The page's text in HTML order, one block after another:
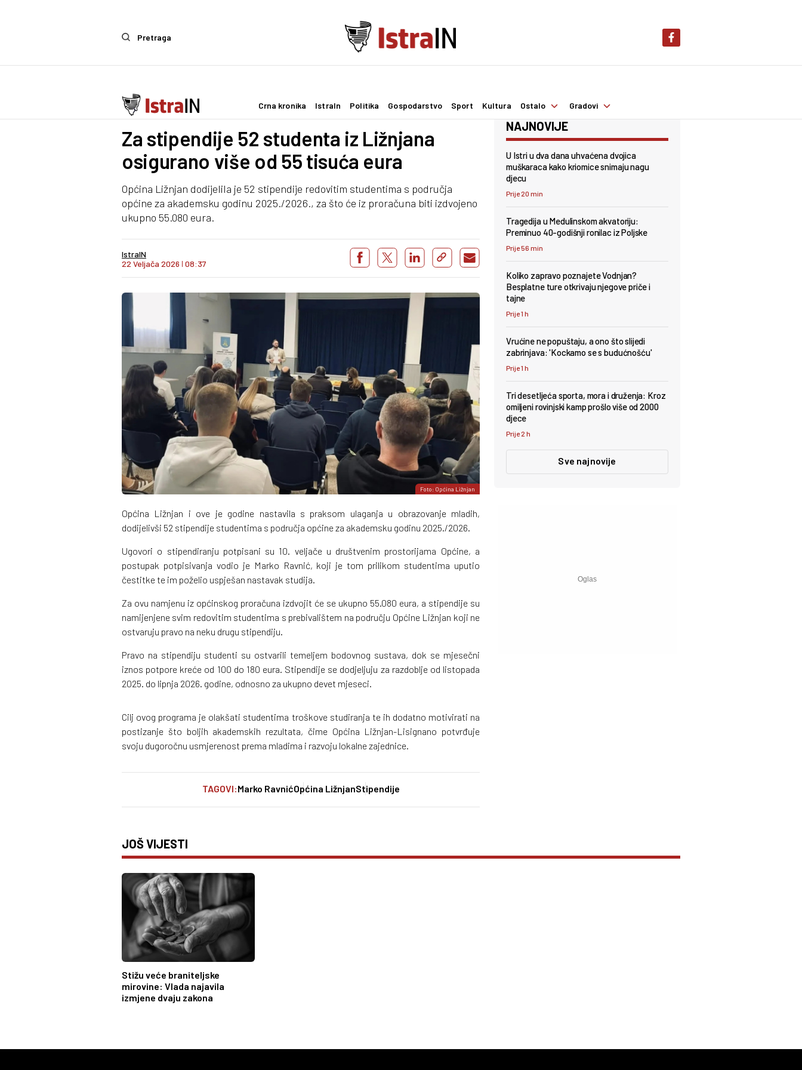
Pretraga
Crna kronika IstraIn Politika Gospodarstvo Sport Kultura Ostalo Gradovi
Politika
Za stipendije 52 studenta iz Ližnjana
osigurano više od 55 tisuća eura
Općina Ližnjan dodijelila je 52 stipendije redovitim studentima s područja
općine za akademsku godinu 2025./2026., za što će iz proračuna biti izdvojeno
ukupno 55.080 eura.
IstraIN
22 Veljača 2026 I 08:37
Foto: Općina Ližnjan
Općina Ližnjan i ove je godine nastavila s praksom ulaganja u obrazovanje mladih,
dodijelivši 52 stipendije studentima s područja općine za akademsku godinu 2025./2026.
Ugovori o stipendiranju potpisani su 10. veljače u društvenim prostorijama Općine, a
postupak potpisivanja vodio je Marko Ravnić, koji je tom prilikom studentima uputio
čestitke te im poželio uspješan nastavak studija.
Za ovu namjenu iz općinskog proračuna izdvojit će se ukupno 55.080 eura, a stipendije su
namijenjene svim redovitim studentima s prebivalištem na području Općine Ližnjan koji ne
ostvaruju pravo na neku drugu stipendiju.
Pravo na stipendiju studenti su ostvarili temeljem bodovnog sustava, dok se mjesečni
iznos potpore kreće od 100 do 180 eura. Stipendije se dodjeljuju za razdoblje od listopada
2025. do lipnja 2026. godine, odnosno za ukupno devet mjeseci.
Cilj ovog programa je olakšati studentima troškove studiranja te ih dodatno motivirati na
postizanje što boljih akademskih rezultata, čime Općina Ližnjan-Lisignano potvrđuje
svoju dugoročnu usmjerenost prema mladima i razvoju lokalne zajednice.
TAGOVI:Marko RavnićOpćina LižnjanStipendije
NAJNOVIJE
U Istri u dva dana uhvaćena dvojica
muškaraca kako kriomice snimaju nagu
djecu
Prije 20 min
Tragedija u Medulinskom akvatoriju:
Preminuo 40-godišnji ronilac iz Poljske
Prije 56 min
Koliko zapravo poznajete Vodnjan?
Besplatne ture otkrivaju njegove priče i
tajne
Prije 1 h
Vrućine ne popuštaju, a ono što slijedi
zabrinjava: 'Kockamo se s budućnošću'
Prije 1 h
Tri desetljeća sporta, mora i druženja: Kroz
omiljeni rovinjski kamp prošlo više od 2000
djece
Prije 2 h
Sve najnovije
JOŠ VIJESTI
Stižu veće braniteljske
mirovine: Vlada najavila
izmjene dvaju zakona